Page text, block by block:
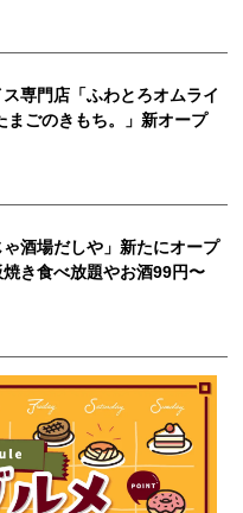
専門店「ふわとろオムライ
まごのきもち。」新オープ
酒場だしや」新たにオープ
き食べ放題やお酒99円〜